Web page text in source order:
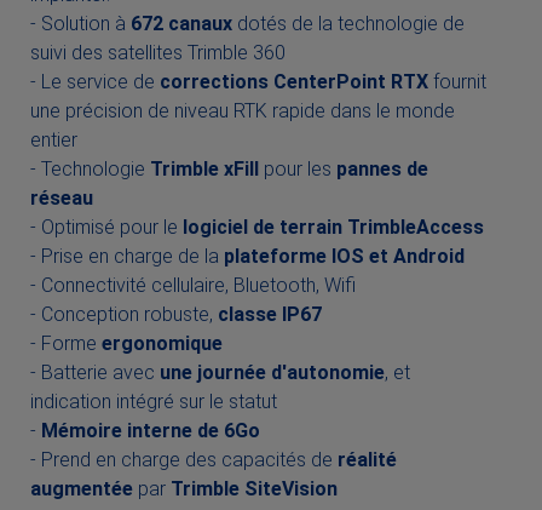
- Solution à 672 canaux dotés de la technologie de
suivi des satellites Trimble 360
- Le service de corrections CenterPoint RTX fournit
une précision de niveau RTK rapide dans le monde
entier
- Technologie Trimble xFill pour les pannes de
réseau
- Optimisé pour le logiciel de terrain TrimbleAccess
- Prise en charge de la plateforme IOS et Android
- Connectivité cellulaire, Bluetooth, Wifi
- Conception robuste, classe IP67
- Forme ergonomique
- Batterie avec une journée d'autonomie, et
indication intégré sur le statut
- Mémoire interne de 6Go
- Prend en charge des capacités de réalité
augmentée par Trimble SiteVision